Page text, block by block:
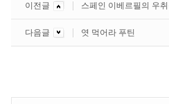
이전글 스페인 이베르필의 우
다음글 엿 먹어라 푸틴